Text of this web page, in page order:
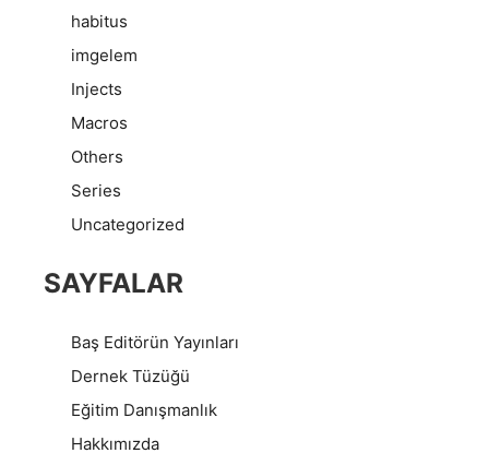
habitus
imgelem
Injects
Macros
Others
Series
Uncategorized
SAYFALAR
Baş Editörün Yayınları
Dernek Tüzüğü
Eğitim Danışmanlık
Hakkımızda